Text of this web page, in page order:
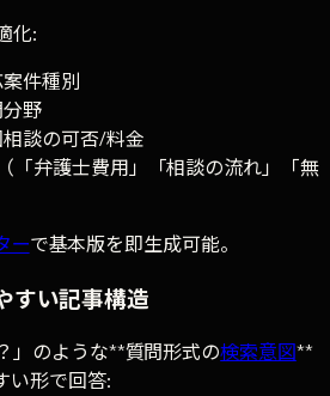
化:
件種別
野
談の可否/料金
「弁護士費用」「相談の流れ」「無
ーで基本版を即生成可能。
すい記事構造
」のような**質問形式の検索意図**
い形で回答: